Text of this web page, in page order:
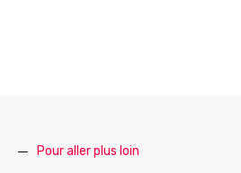
Pour aller plus loin